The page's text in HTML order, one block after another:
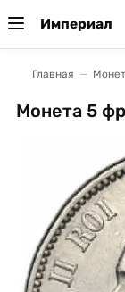
Империал
Главная
Монета 5